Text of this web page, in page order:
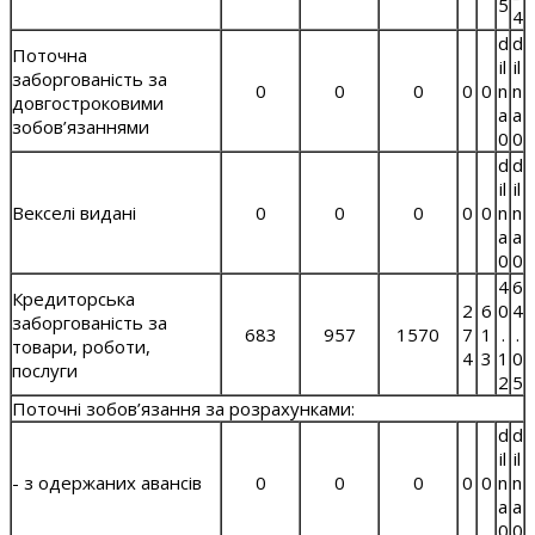
5 4
Поточна
заборгованість за
довгостроковими
зобов’язаннями
0 0 0 0 0
d
il
n
a
0
d
il
n
a
0
Векселі видані 0 0 0 0 0
d
il
n
a
0
d
il
n
a
0
Кредиторська
заборгованість за
товари, роботи,
послуги
683 957 1570
2
7
4
6
1
3
4
0
.
1
2
6
4
.
0
5
Поточні зобов’язання за розрахунками:
- з одержаних авансів 0 0 0 0 0
d
il
n
a
d
il
n
a